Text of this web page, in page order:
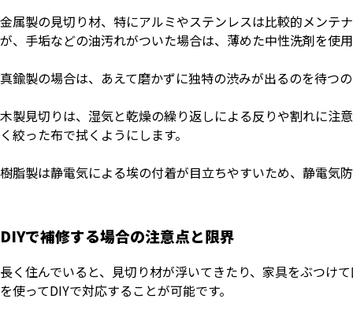
金属製の見切り材、特にアルミやステンレスは比較的メンテ
が、手垢などの油汚れがついた場合は、薄めた中性洗剤を使
真鍮製の場合は、あえて磨かずに独特の渋みが出るのを待つ
木製見切りは、湿気と乾燥の繰り返しによる反りや割れに注
く絞った布で拭くようにします。
樹脂製は静電気による埃の付着が目立ちやすいため、静電気
DIYで補修する場合の注意点と限界
長く住んでいると、見切り材が浮いてきたり、家具をぶつけ
を使ってDIYで対応することが可能です。